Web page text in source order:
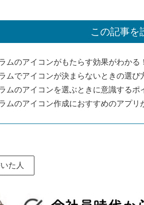
この記事
ムのアイコンがもたらす効果がわかる！
ムでアイコンが決まらないときの選び
ムのアイコンを選ぶときに意識するポ
ムのアイコン作成におすすめのアプリ
た人